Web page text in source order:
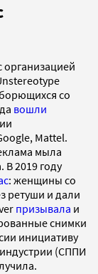
организацией
со
вошли
Mattel.
мыла
В 2019 году
: женщины со
ретуши и дали
призывала и
снимки
инициативу
(СППИ